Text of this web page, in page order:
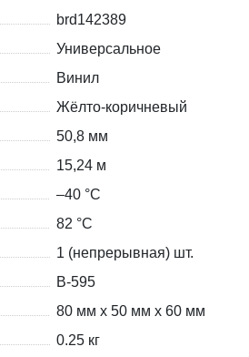
brd142389
Универсальное
Винил
Жёлто-коричневый
50,8 мм
15,24 м
–40 °С
82 °С
1 (непрерывная) шт.
B-595
80 мм x 50 мм x 60 мм
0.25 кг